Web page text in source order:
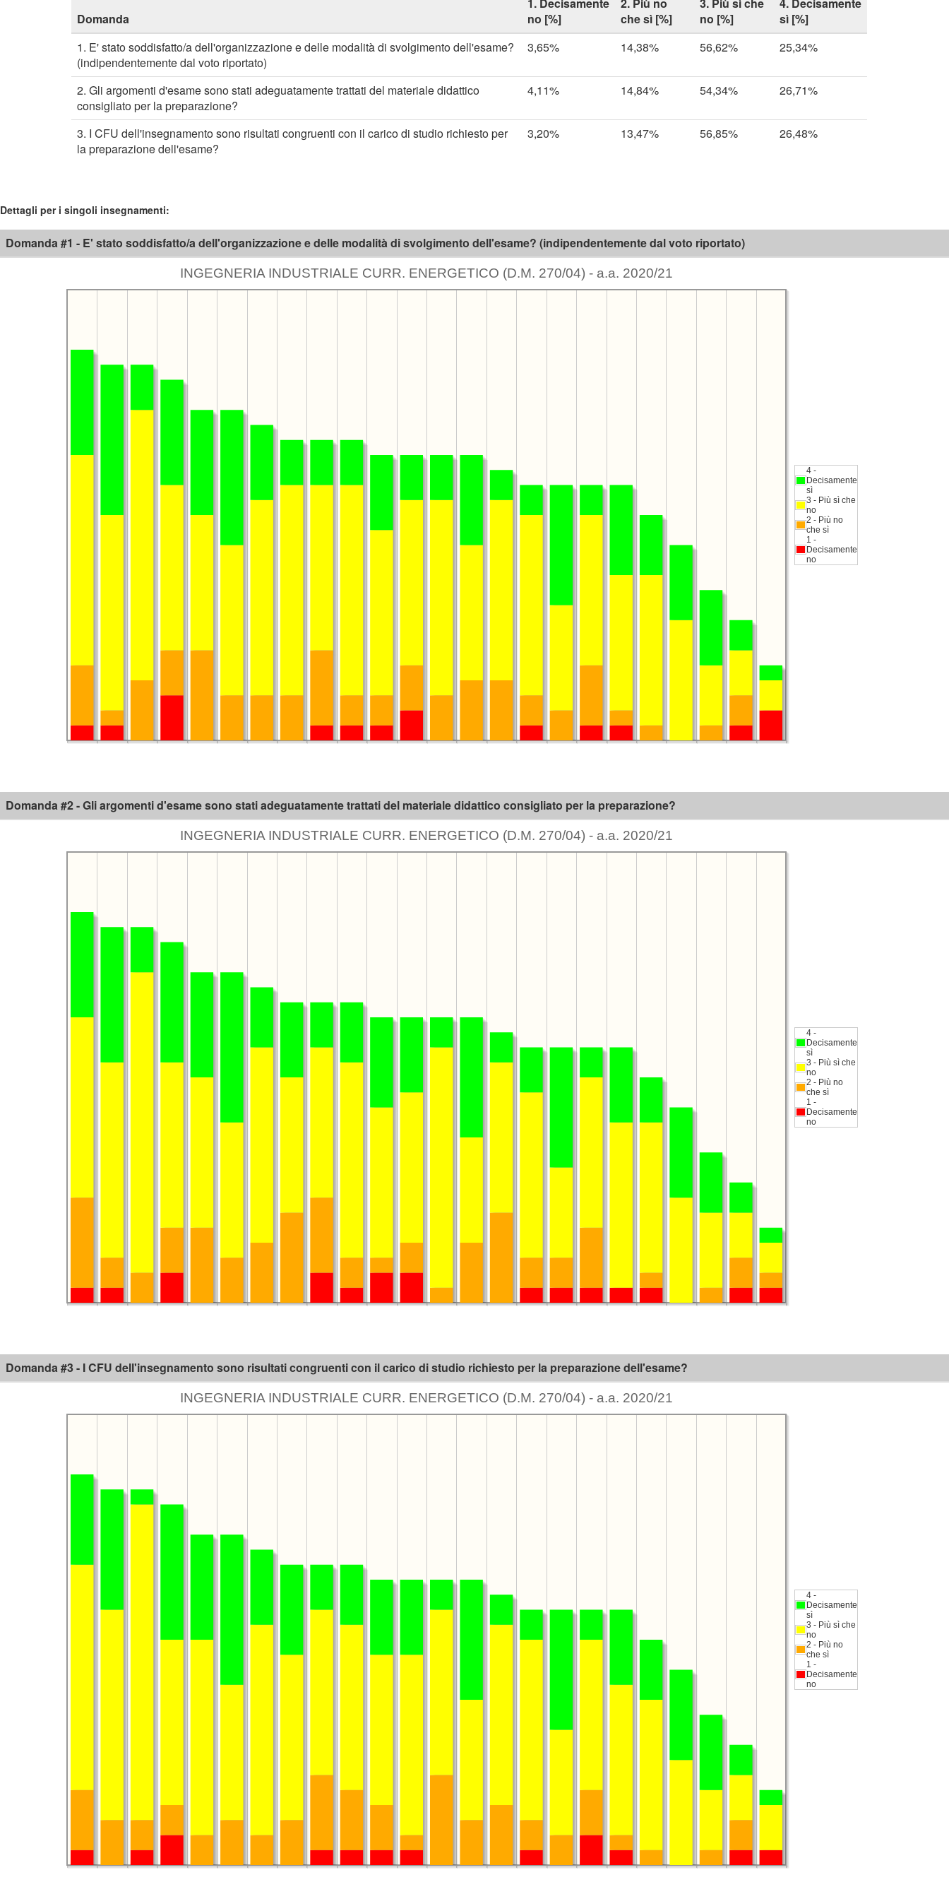
Domanda
no [%]
che sì [%]
no [%]
sì [%]
1. E' stato soddisfatto/a dell'organizzazione e delle modalità di svolgimento dell'esame?
(indipendentemente dal voto riportato)
3,65% 14,38% 56,62% 25,34%
2. Gli argomenti d'esame sono stati adeguatamente trattati del materiale didattico
consigliato per la preparazione?
4,11% 14,84% 54,34% 26,71%
3. I CFU dell'insegnamento sono risultati congruenti con il carico di studio richiesto per
la preparazione dell'esame?
3,20% 13,47% 56,85% 26,48%
Dettagli per i singoli insegnamenti:
Domanda #1 - E' stato soddisfatto/a dell'organizzazione e delle modalità di svolgimento dell'esame? (indipendentemente dal voto riportato)
INGEGNERIA INDUSTRIALE CURR. ENERGETICO (D.M. 270/04) - a.a. 2020/21
4 -
Decisamente
sì
3 - Più sì che
no
2 - Più no
che sì
1 -
Decisamente
no
Domanda #2 - Gli argomenti d'esame sono stati adeguatamente trattati del materiale didattico consigliato per la preparazione?
INGEGNERIA INDUSTRIALE CURR. ENERGETICO (D.M. 270/04) - a.a. 2020/21
4 -
Decisamente
sì
3 - Più sì che
no
2 - Più no
che sì
1 -
Decisamente
no
Domanda #3 - I CFU dell'insegnamento sono risultati congruenti con il carico di studio richiesto per la preparazione dell'esame?
INGEGNERIA INDUSTRIALE CURR. ENERGETICO (D.M. 270/04) - a.a. 2020/21
4 -
Decisamente
sì
3 - Più sì che
no
2 - Più no
che sì
1 -
Decisamente
no